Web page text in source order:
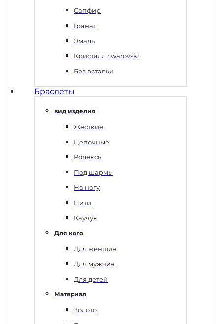
Сапфир
Гранат
Эмаль
Кристалл Swarovski
Без вставки
Браслеты
вид изделия
Жёсткие
Цепочные
Ролексы
Под шармы
На ногу
Нити
Каучук
Для кого
Для женщин
Для мужчин
Для детей
Материал
Золото